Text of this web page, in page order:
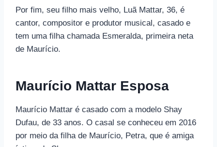
Por fim, seu filho mais velho, Luã Mattar, 36, é
cantor, compositor e produtor musical, casado e
tem uma filha chamada Esmeralda, primeira neta
de Maurício.
Maurício Mattar Esposa
Maurício Mattar é casado com a modelo Shay
Dufau, de 33 anos. O casal se conheceu em 2016
por meio da filha de Maurício, Petra, que é amiga